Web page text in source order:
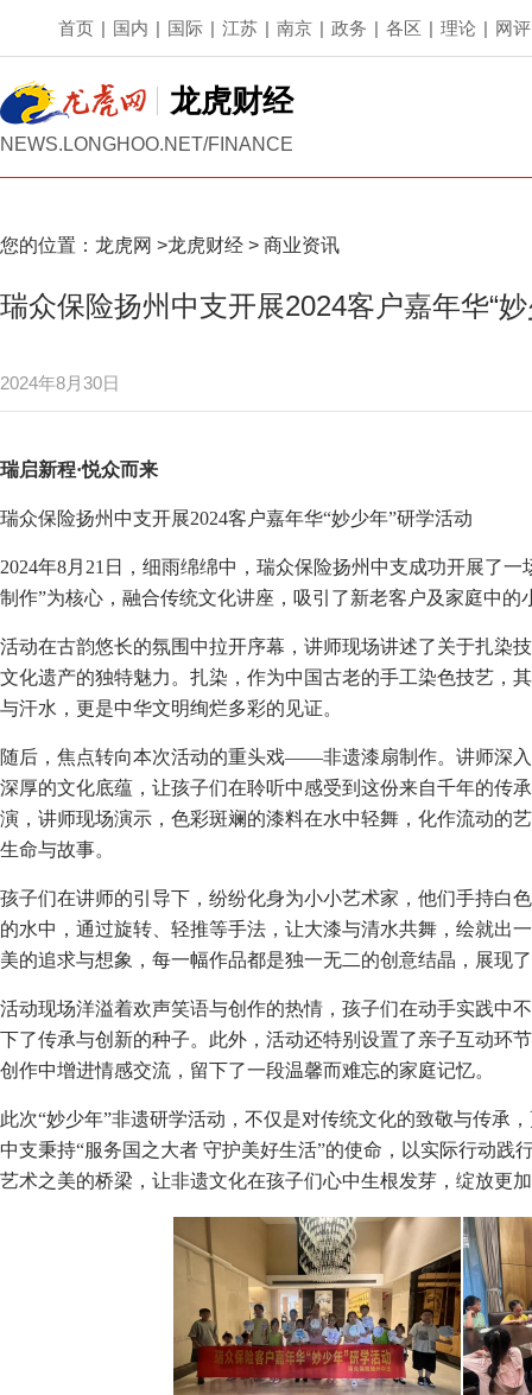
首页 | 国内 | 国际 | 江苏 | 南京 | 政务 | 各区 | 理论 | 网评
龙虎财经
NEWS.LONGHOO.NET/FINANCE
您的位置： 龙虎网 >龙虎财经 > 商业资讯
瑞众保险扬州中支开展2024客户嘉年华“
2024年8月30日
瑞启新程·悦众而来
瑞众保险扬州中支开展2024客户嘉年华“妙少年”研学活动
2024年8月21日，细雨绵绵中，瑞众保险扬州中支成功开展了
制作”为核心，融合传统文化讲座，吸引了新老客户及家庭中
活动在古韵悠长的氛围中拉开序幕，讲师现场讲述了关于扎染
文化遗产的独特魅力。扎染，作为中国古老的手工染色技艺，
与汗水，更是中华文明绚烂多彩的见证。
随后，焦点转向本次活动的重头戏——非遗漆扇制作。讲师深
深厚的文化底蕴，让孩子们在聆听中感受到这份来自千年的传
演，讲师现场演示，色彩斑斓的漆料在水中轻舞，化作流动的
生命与故事。
孩子们在讲师的引导下，纷纷化身为小小艺术家，他们手持白
的水中，通过旋转、轻推等手法，让大漆与清水共舞，绘就出
美的追求与想象，每一幅作品都是独一无二的创意结晶，展现
活动现场洋溢着欢声笑语与创作的热情，孩子们在动手实践中
下了传承与创新的种子。此外，活动还特别设置了亲子互动
创作中增进情感交流，留下了一段温馨而难忘的家庭记忆。
此次“妙少年”非遗研学活动，不仅是对传统文化的致敬与传承
中支秉持“服务国之大者 守护美好生活”的使命，以实际行动践
艺术之美的桥梁，让非遗文化在孩子们心中生根发芽，绽放更